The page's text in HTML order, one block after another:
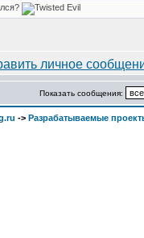
Показать сообщения:
-> Разрабатываемые